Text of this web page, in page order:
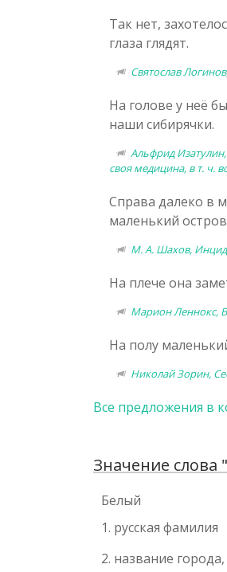
Так нет,
глаза глядят.
Святослав
На голове у неё
наши сибирячки.
Альфрид
своя медицина, в т. ч.
Справа далеко в
маленький
М. А. Шахов,
На плече она
Марион Леннокс,
На полу
Николай Зорин,
Все предложения в
Значение слова
Белый
1. русская фамилия
2. название города,